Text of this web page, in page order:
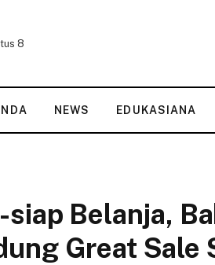
8
NEWS EDUKASIANA
siap Belanja,
Great Sale